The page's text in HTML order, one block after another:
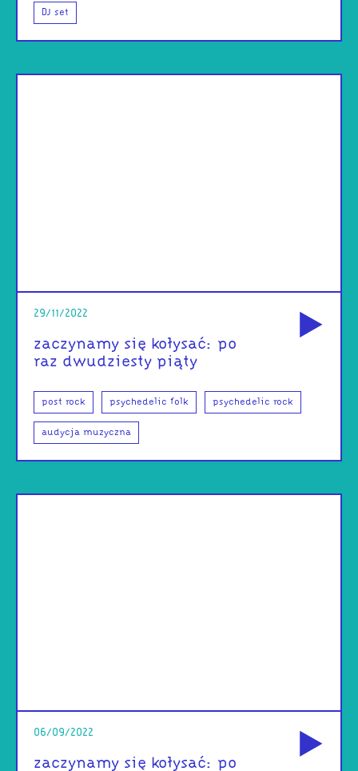
DJ set
29/11/2022
zaczynamy się kołysać: po
raz dwudziesty piąty
post rock psychedelic folk psychedelic rock
audycja muzyczna
06/09/2022
zaczynamy się kołysać: po